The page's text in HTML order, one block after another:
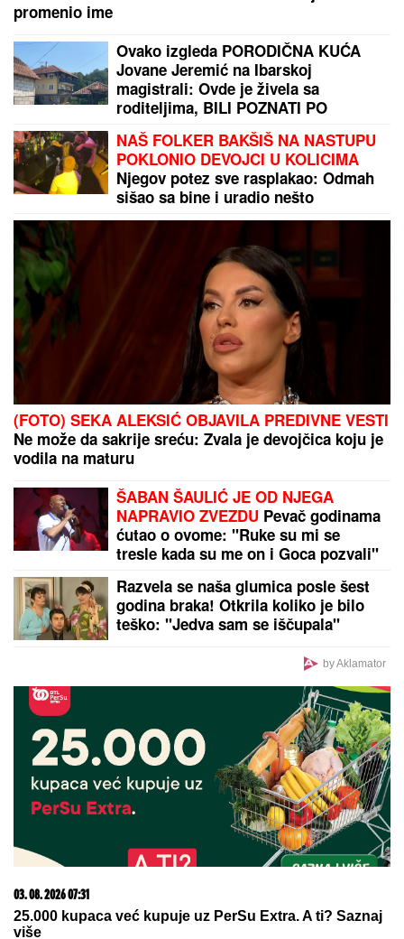
promenio ime
Ovako izgleda PORODIČNA KUĆA
Jovane Jeremić na Ibarskoj
magistrali: Ovde je živela sa
roditeljima, BILI POZNATI PO
JEDNOJ STVARI!
NAŠ FOLKER BAKŠIŠ NA NASTUPU
POKLONIO DEVOJCI U KOLICIMA
Njegov potez sve rasplakao: Odmah
sišao sa bine i uradio nešto
neočekivano
(FOTO) SEKA ALEKSIĆ OBJAVILA PREDIVNE VESTI
Ne može da sakrije sreću: Zvala je devojčica koju je
vodila na maturu
ŠABAN ŠAULIĆ JE OD NJEGA
NAPRAVIO ZVEZDU Pevač godinama
ćutao o ovome: "Ruke su mi se
tresle kada su me on i Goca pozvali"
Razvela se naša glumica posle šest
godina braka! Otkrila koliko je bilo
teško: "Jedva sam se iščupala"
by Aklamator
03. 08. 2026 07:31
25.000 kupaca već kupuje uz PerSu Extra. A ti? Saznaj
više